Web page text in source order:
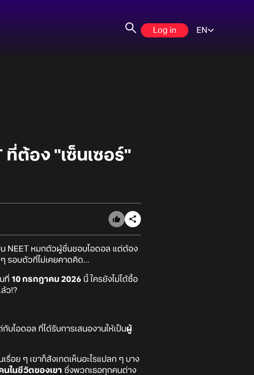
Log in EN
ที่ต้อง "เซ็นเซอร์"
น NEET หมกตัวผู้ชื่นชอบไอดอล แต่ต้อง
รอบตัวที่ไม่เคยคาดคิด...
ที่ 10 กรกฎาคม 2026 นี้ ใครยังไม่ได้ซื้อ
ว!?
ไอดอล ที่ได้รับการเสนองานให้เป็นผู้
อย ๆ เขาก็สังเกตเห็นอะไรแปลก ๆ บาง
ในชีวิตของเขา ซึ่งพวกเธอทุกคนต่าง